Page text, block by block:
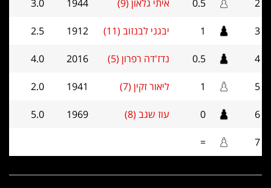
2
0.5 איתי גלאון (9) 1944
3.0
3
1 יבגני לבנזוב (11) 1912
2.5
4
0.5 נדז'דה רפרון (5) 2016
4.0
5
1 ליאור זקין (7) 1941
2.0
6
0 עוז שגב (8) 1969
5.0
7
=